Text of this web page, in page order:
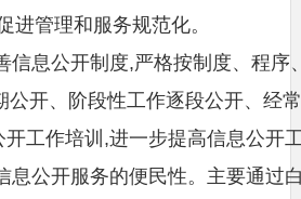
进管理和服务规范化。
公开制度,严格按制度、程序
公开、阶段性工作逐段公开、经
工作培训,进一步提高信息公开
公开服务的便民性。主要通过